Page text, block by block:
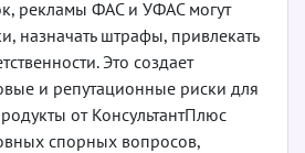
рекламы ФАС и УФАС могут
назначать штрафы, привлекать
Это создает
и репутационные риски для
от КонсультантПлюс
спорных вопросов,